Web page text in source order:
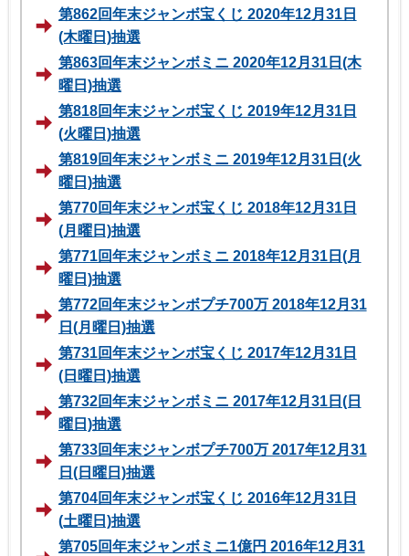
第862回年末ジャンボ宝くじ 2020年12月31日
(木曜日)抽選
第863回年末ジャンボミニ 2020年12月31日(木
曜日)抽選
第818回年末ジャンボ宝くじ 2019年12月31日
(火曜日)抽選
第819回年末ジャンボミニ 2019年12月31日(火
曜日)抽選
第770回年末ジャンボ宝くじ 2018年12月31日
(月曜日)抽選
第771回年末ジャンボミニ 2018年12月31日(月
曜日)抽選
第772回年末ジャンボプチ700万 2018年12月31
日(月曜日)抽選
第731回年末ジャンボ宝くじ 2017年12月31日
(日曜日)抽選
第732回年末ジャンボミニ 2017年12月31日(日
曜日)抽選
第733回年末ジャンボプチ700万 2017年12月31
日(日曜日)抽選
第704回年末ジャンボ宝くじ 2016年12月31日
(土曜日)抽選
第705回年末ジャンボミニ1億円 2016年12月31